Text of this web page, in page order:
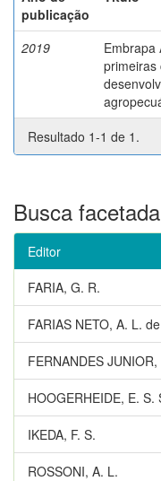
publicação
2019
Embrapa
primeiras
Resultado 1-1 de 1.
Busca facetada
Editor
FARIA, G. R.
FARIAS NETO, A. L. de
FERNANDES JUNIOR,
HOOGERHEIDE, E. S.
IKEDA, F. S.
ROSSONI, A. L.